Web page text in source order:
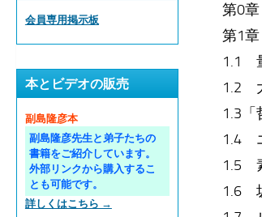
第0
第1
1.1
1.2
1.3「
1.4
1.5
1.6
会員専用掲示板
本とビデオの販売
副島隆彦本
副島隆彦先生と弟子たちの
書籍をご紹介しています。
外部リンクから購入するこ
とも可能です。
詳しくはこちら →